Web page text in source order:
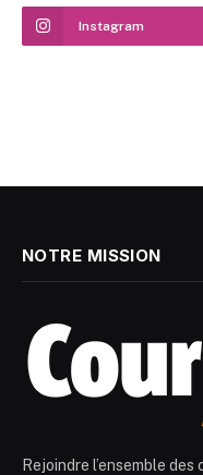
Instagram
NOTRE MISSION
Rejoindre l’ensemble